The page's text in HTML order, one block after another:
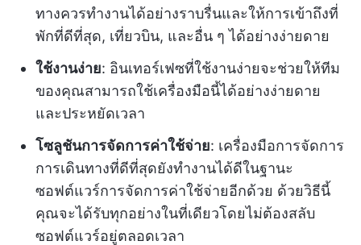
ทางควรทำงานได้อย่างราบรื่นและให้การเข้าถึงที่
พักที่ดีที่สุด, เที่ยวบิน, และอื่น ๆ ได้อย่างง่ายดาย
ใช้งานง่าย: อินเทอร์เฟซที่ใช้งานง่ายจะช่วยให้ทีม
ของคุณสามารถใช้เครื่องมือนี้ได้อย่างง่ายดาย
และประหยัดเวลา
โซลูชันการจัดการค่าใช้จ่าย: เครื่องมือการจัดการ
การเดินทางที่ดีที่สุดยังทำงานได้ดีในฐานะ
ซอฟต์แวร์การจัดการค่าใช้จ่ายอีกด้วย ด้วยวิธีนี้
คุณจะได้รับทุกอย่างในที่เดียวโดยไม่ต้องสลับ
ซอฟต์แวร์อยู่ตลอดเวลา